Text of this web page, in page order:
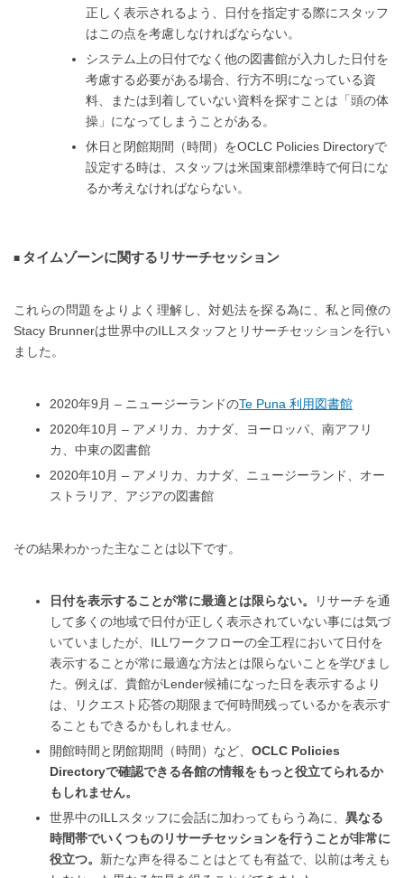
正しく表示されるよう、日付を指定する際にスタッフ
はこの点を考慮しなければならない。
システム上の日付でなく他の図書館が入力した日付を
考慮する必要がある場合、行方不明になっている資
料、または到着していない資料を探すことは「頭の体
操」になってしまうことがある。
休日と閉館期間（時間）をOCLC Policies Directoryで
設定する時は、スタッフは米国東部標準時で何日にな
るか考えなければならない。
タイムゾーンに関するリサーチセッション
これらの問題をよりよく理解し、対処法を探る為に、私と同僚の
Stacy Brunnerは世界中のILLスタッフとリサーチセッションを行い
ました。
2020年9月 – ニュージーランドのTe Puna 利用図書館
2020年10月 – アメリカ、カナダ、ヨーロッパ、南アフリ
カ、中東の図書館
2020年10月 – アメリカ、カナダ、ニュージーランド、オー
ストラリア、アジアの図書館
その結果わかった主なことは以下です。
日付を表示することが常に最適とは限らない。
リサーチを通
して多くの地域で日付が正しく表示されていない事には気づ
いていましたが、ILLワークフローの全工程において日付を
表示することが常に最適な方法とは限らないことを学びまし
た。例えば、貴館がLender候補になった日を表示するより
は、リクエスト応答の期限まで何時間残っているかを表示す
ることもできるかもしれません。
開館時間と閉館期間（時間）など、 OCLC Policies
Directoryで確認できる各館の情報をもっと役立てられるか
もしれません。
世界中のILLスタッフに会話に加わってもらう為に、 異なる
時間帯でいくつものリサーチセッションを行うことが非常に
役立つ。 新たな声を得ることはとても有益で、以前は考えも